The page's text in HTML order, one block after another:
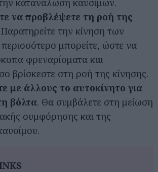
κατανάλωση καυσίμων.
να προβλέψετε τη ροή της
την κίνηση των
μπορείτε, ώστε να
φρεναρίσματα και
βρίσκεστε στη ροή της κίνησης.
με άλλους το αυτοκίνητο για
βόλτα. Θα συμβάλετε στη μείωση
συμφόρησης και της